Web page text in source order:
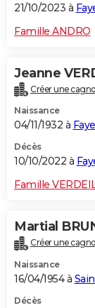
21/10/2023 à
Famille ANDRO
Jeanne
Créer une
Naissance
04/11/1932 à
Décès
10/10/2022 à
Famille
Martial
Créer une
Naissance
16/04/1954 à
Décès